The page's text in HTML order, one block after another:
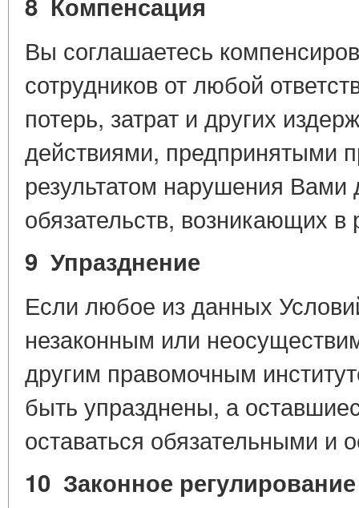
Вы соглашаетесь
сотрудников от любой
потерь, затрат и других
действиями, предпринятыми
результатом нарушения
обязательств, возникающих в
9 Упразднение
Если любое из данных
незаконным или
другим правомочным
быть упразднены, а
оставаться обязательными и
10 Законное регулирование